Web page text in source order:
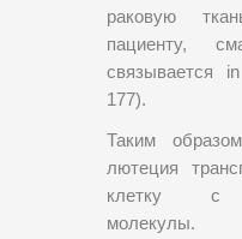
раковую
пациенту,
связывается
177).
Таким
лютеция
клетку с
молекулы.